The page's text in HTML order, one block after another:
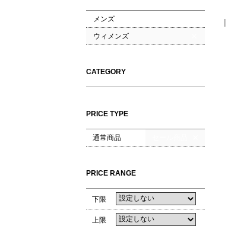
メンズ
ウィメンズ
CATEGORY
PRICE TYPE
通常商品
PRICE RANGE
下限
上限